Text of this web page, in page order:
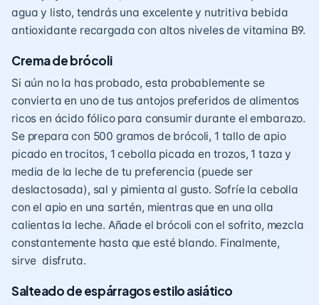
agua y listo, tendrás una excelente y nutritiva bebida
antioxidante recargada con altos niveles de vitamina B9.
Crema de brócoli
Si aún no la has probado, esta probablemente se
convierta en uno de tus antojos preferidos de alimentos
ricos en ácido fólico para consumir durante el embarazo.
Se prepara con 500 gramos de brócoli, 1 tallo de apio
picado en trocitos, 1 cebolla picada en trozos, 1 taza y
media de la leche de tu preferencia (puede ser
deslactosada), sal y pimienta al gusto. Sofríe la cebolla
con el apio en una sartén, mientras que en una olla
calientas la leche. Añade el brócoli con el sofrito, mezcla
constantemente hasta que esté blando. Finalmente,
sirve disfruta.
Salteado de espárragos estilo asiático